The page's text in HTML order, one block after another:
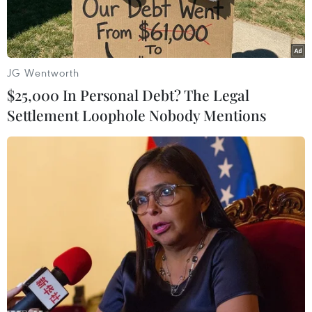
vong do tainạn giao thông trên toàn cầu.
WHO cho biết mỗi năm có khoảng 1,3 triệu
người bị chết và 20-50 triệungười bị thương do
Theo WHO, tai nạn giao thông đường bộ đã trở
thành một trong những nguyênnhân hàng đầu
gây tử vong đối với thanh niên trong độ tuổi từ
Chương trình hành động “Thập kỷ hành động vì
an toàn giao thông” của WHOsẽ đưa ra các biện
pháp khả thi và mang lại hiệu quả thiết thực để
chính phủ cácnước có thể thực hiện nhằm hạn
chế tai nạn giao thông đường bộ.
JG Wentworth
$25,000 In Personal Debt? The Legal
Settlement Loophole Nobody Mentions